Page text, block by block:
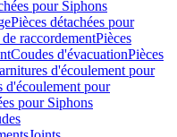
pour Siphons
Pièces détachées pour
raccordementPièces
Coudes d'évacuationPièces
d'écoulement pour
d'écoulement pour
pour Siphons